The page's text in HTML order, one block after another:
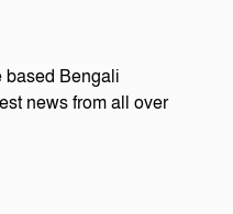
based Bengali
news from all over